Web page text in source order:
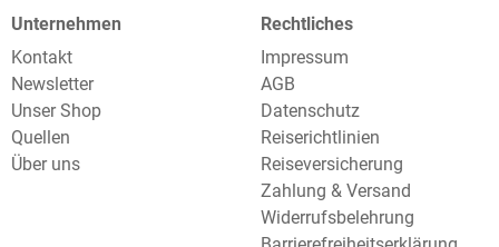
Unternehmen
Kontakt
Newsletter
Unser Shop
Quellen
Über uns
Rechtliches
Impressum
AGB
Datenschutz
Reiserichtlinien
Reiseversicherung
Zahlung & Versand
Widerrufsbelehrung